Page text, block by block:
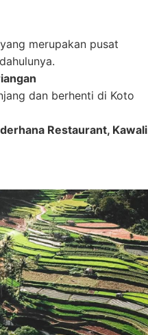
yang merupakan pusat
dan berhenti di Koto
Restaurant, Kawali